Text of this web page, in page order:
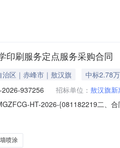
印刷服务定点服务采购合同
治区｜赤峰市｜敖汉旗
中标2.78
937256 招标单位： 敖汉旗
HT-2026-{081182219二、
区浩杰图文设计中心地址：内蒙古
喷涂